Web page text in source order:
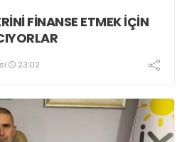
FİNANSE ETMEK İÇİN
23:02